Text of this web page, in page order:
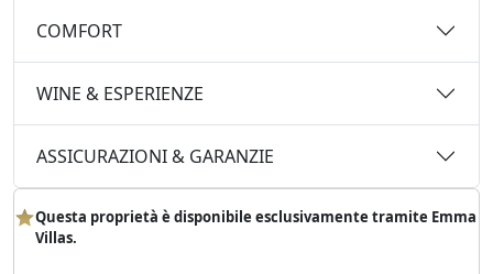
COMFORT
WINE & ESPERIENZE
ASSICURAZIONI & GARANZIE
Questa proprietà è disponibile esclusivamente tramite Emma
Villas.